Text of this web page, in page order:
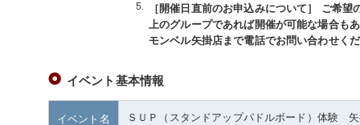
［開催日直前のお申込みについて］ ご希
上のグループであれば開催が可能な場合も
モンベル矢掛店まで電話でお問い合わせく
イベント基本情報
イベント名 ＳＵＰ（スタンドアップパドルボード）体験